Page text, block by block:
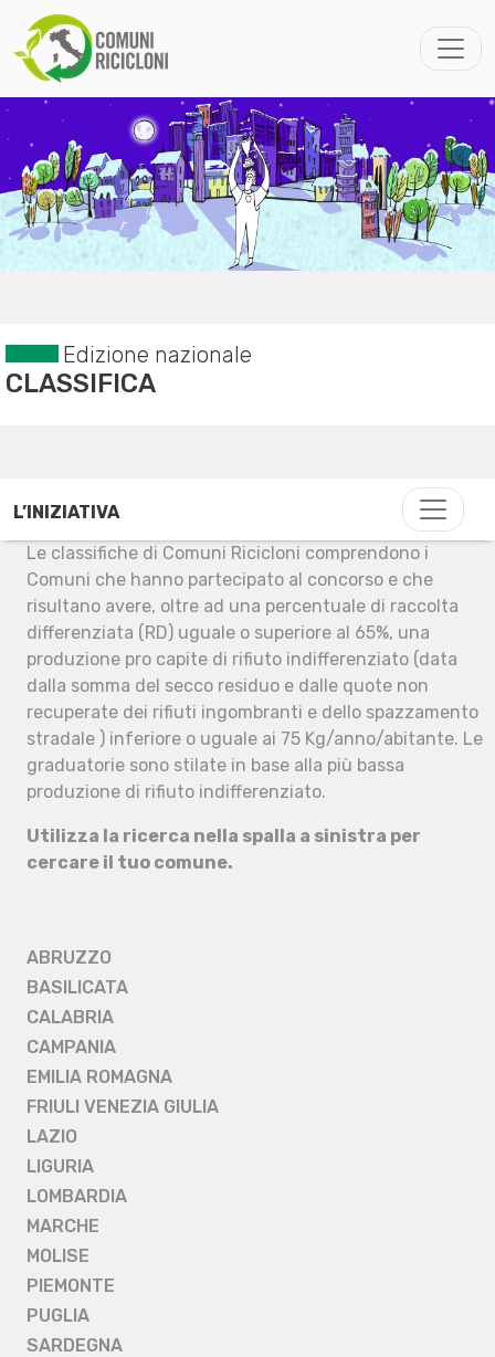
Edizione nazionale
CLASSIFICA
L’INIZIATIVA
Le classifiche di Comuni Ricicloni comprendono i
Comuni che hanno partecipato al concorso e che
risultano avere, oltre ad una percentuale di raccolta
differenziata (RD) uguale o superiore al 65%, una
produzione pro capite di rifiuto indifferenziato (data
dalla somma del secco residuo e dalle quote non
recuperate dei rifiuti ingombranti e dello spazzamento
stradale ) inferiore o uguale ai 75 Kg/anno/abitante. Le
graduatorie sono stilate in base alla più bassa
produzione di rifiuto indifferenziato.
Utilizza la ricerca nella spalla a sinistra per
cercare il tuo comune.
ABRUZZO
BASILICATA
CALABRIA
CAMPANIA
EMILIA ROMAGNA
FRIULI VENEZIA GIULIA
LAZIO
LIGURIA
LOMBARDIA
MARCHE
MOLISE
PIEMONTE
PUGLIA
SARDEGNA